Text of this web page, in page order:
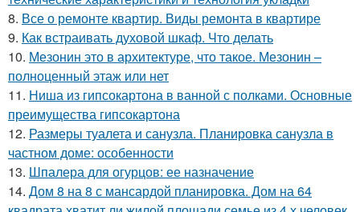
8. Все о ремонте квартир. Виды ремонта в квартире
9. Как встраивать духовой шкаф. Что делать
10. Мезонин это в архитектуре, что такое. Мезонин –
полноценный этаж или нет
11. Ниша из гипсокартона в ванной с полками. Основные
преимущества гипсокартона
12. Размеры туалета и санузла. Планировка санузла в
частном доме: особенности
13. Шпалера для огурцов: ее назначение
14. Дом 8 на 8 с мансардой планировка. Дом на 64